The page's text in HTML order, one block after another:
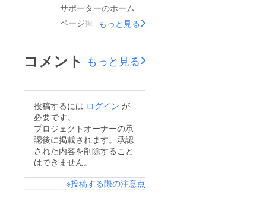
サポーターのホーム
ページ掲載リターンの
ロールアップバナー・
サポーターをご支援頂
である、ホームペー
ジ・バナー広告の掲載
を追加いたします。ゼ
ロ高生の活動のご支
願いいたします！
もっと見る
コメント もっと見る
投稿するには ログイン が
必要です。
プロジェクトオーナーの承
認後に掲載されます。承認
された内容を削除すること
はできません。
※投稿する際の注意点